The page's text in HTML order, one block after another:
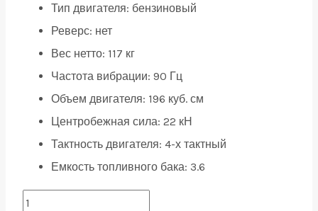
Тип двигателя: бензиновый
Реверс: нет
Вес нетто: 117 кг
Частота вибрации: 90 Гц
Объем двигателя: 196 куб. см
Центробежная сила: 22 кН
Тактность двигателя: 4-х тактный
Емкость топливного бака: 3.6
Виброплита